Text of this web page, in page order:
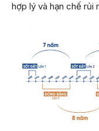
hợp lý và hạn chế rủi